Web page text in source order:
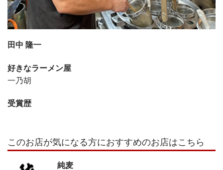
田中 隆一
好きなラーメン屋
一乃胡
受賞歴
このお店が気になる方におすすめのお店はこちら
純麦